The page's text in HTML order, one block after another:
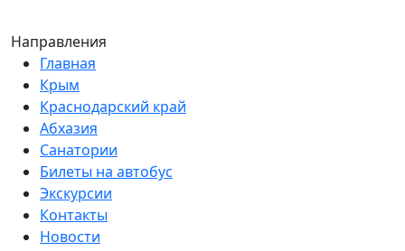
Направления
Главная
Крым
Краснодарский край
Абхазия
Санатории
Билеты на автобус
Экскурсии
Контакты
Новости